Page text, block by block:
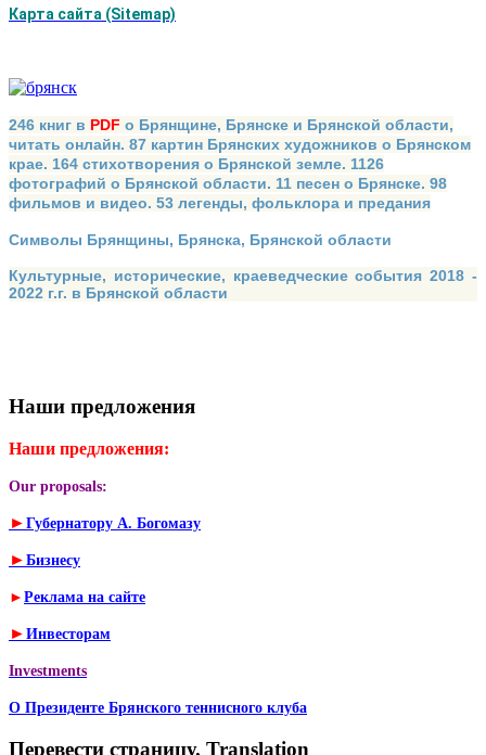
Карта сайта (Sitemap)
246 книг в PDF о Брянщине, Брянске и Брянской области,
читать онлайн. 87 картин Брянских художников о Брянском
крае. 164 стихотворения о Брянской земле. 1126
фотографий о Брянской области. 11 песен о Брянске. 98
фильмов и видео. 53 легенды, фольклора и предания
Символы Брянщины, Брянска, Брянской области
Культурные, исторические, краеведческие события 2018 -
2022 г.г. в Брянской области
Наши предложения
Наши предложения:
Our proposals:
► Губернатору А. Богомазу
► Бизнесу
► Реклама на сайте
► Инвесторам
Investments
О Президенте Брянского теннисного клуба
Перевести страницу. Translation